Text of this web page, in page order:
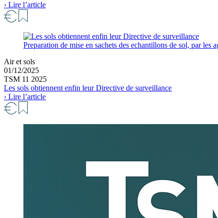
› Lire l’article
Preparation de mise en sachets des echantillons de sol, par
Air et sols
01/12/2025
TSM 11 2025
Les sols obtiennent enfin leur Directive de surveillance
› Lire l’article